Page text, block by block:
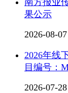
南方报业
果公示
2026-08-07
2026年线
目编号：
2026-07-28